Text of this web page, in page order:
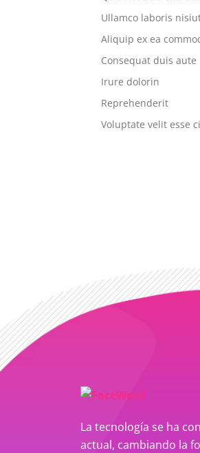
Ullamco laboris
Aliquip ex ea
Consequat duis aute
Irure dolorin
Reprehenderit
Voluptate velit esse
La tecnología se ha
actual, cambiando la